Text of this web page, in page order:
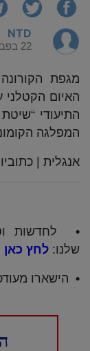
NTD
22 בפברואר 2023 |
מגפת
האיום הקטלני
התיעודי
המפלגה
אנגלית | כתוביות לעברית |
•
לחדשות
שלנו: לחץ כאן
• הישארו